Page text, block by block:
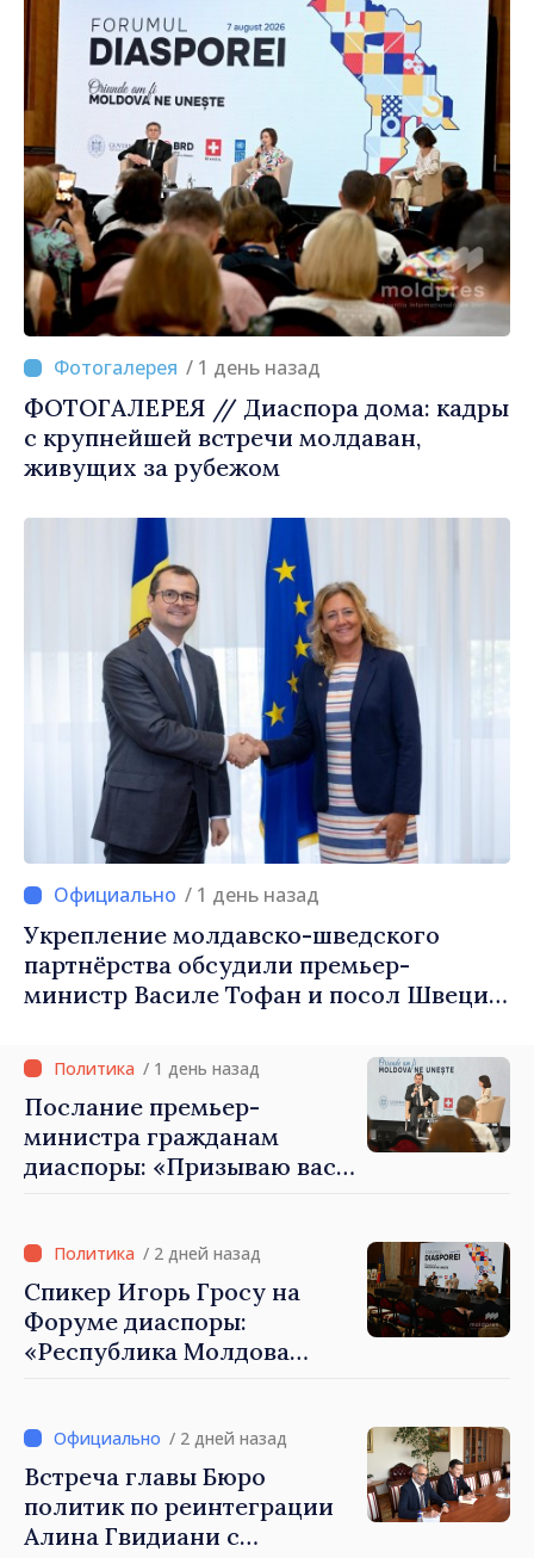
/ 1 день назад
ФОТОГАЛЕРЕЯ // Диаспора дома: кадры
с крупнейшей встречи молдаван,
живущих за рубежом
/ 1 день назад
Укрепление молдавско-шведского
партнёрства обсудили премьер-
министр Василе Тофан и посол Швеции
/ 1 день назад
Послание премьер-
министра гражданам
диаспоры: «Призываю вас
Молдова» / 2 дней назад
Спикер Игорь Гросу на
Форуме диаспоры:
«Республика Молдова
и за рубежом, что
заслуживает стать частью
большой европейской
семьи»
/ 2 дней назад
Встреча главы Бюро
политик по реинтеграции
Алина Гвидиани с